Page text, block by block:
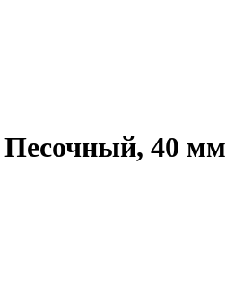
Песочный, 40 мм